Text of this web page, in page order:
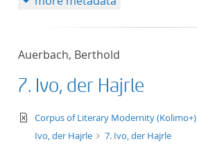
Auerbach, Berthold
7. Ivo, der Hajrle
text/xml
Corpus of Literary Modernity (Kolimo+)
Ivo, der Hajrle
7. Ivo, der Hajrle